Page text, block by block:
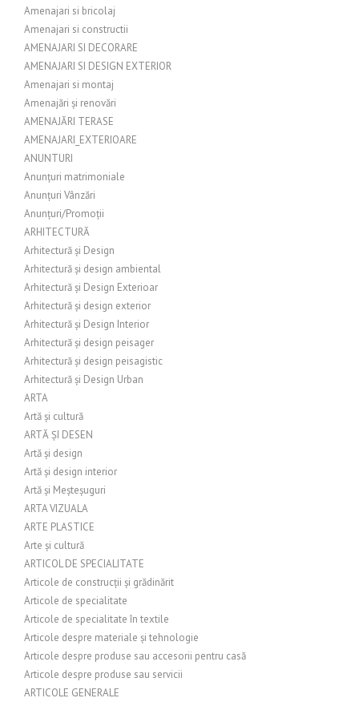
Amenajari si bricolaj
Amenajari si constructii
AMENAJARI SI DECORARE
AMENAJARI SI DESIGN EXTERIOR
Amenajari si montaj
Amenajări și renovări
AMENAJĂRI TERASE
AMENAJARI_EXTERIOARE
ANUNTURI
Anunțuri matrimoniale
Anunțuri Vânzări
Anunțuri/Promoții
ARHITECTURĂ
Arhitectură și Design
Arhitectură și design ambiental
Arhitectură și Design Exterioar
Arhitectură și design exterior
Arhitectură și Design Interior
Arhitectură și design peisager
Arhitectură și design peisagistic
Arhitectură și Design Urban
ARTA
Artă și cultură
ARTĂ ȘI DESEN
Artă și design
Artă și design interior
Artă și Meșteșuguri
ARTA VIZUALA
ARTE PLASTICE
Arte și cultură
ARTICOL DE SPECIALITATE
Articole de construcții și grădinărit
Articole de specialitate
Articole de specialitate în textile
Articole despre materiale și tehnologie
Articole despre produse sau accesorii pentru casă
Articole despre produse sau servicii
ARTICOLE GENERALE